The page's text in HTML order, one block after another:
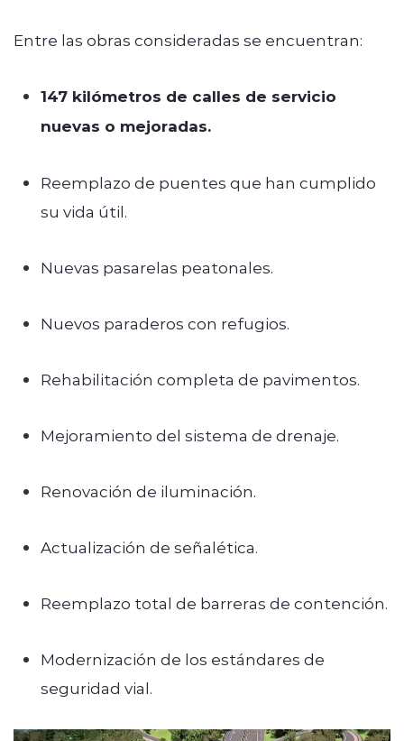
Entre las obras consideradas se encuentran:
147 kilómetros de calles de servicio
nuevas o mejoradas.
Reemplazo de puentes que han cumplido
su vida útil.
Nuevas pasarelas peatonales.
Nuevos paraderos con refugios.
Rehabilitación completa de pavimentos.
Mejoramiento del sistema de drenaje.
Renovación de iluminación.
Actualización de señalética.
Reemplazo total de barreras de contención.
Modernización de los estándares de
seguridad vial.